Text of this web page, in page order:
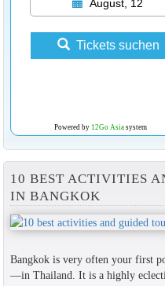
August, 12
Tickets suchen
Powered by 12Go Asiasystem
10 BEST ACTIVITIES
IN BANGKOK
Bangkok is very often your first
—in Thailand. It is a highly